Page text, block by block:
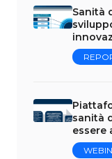
Sanità
sanità
essere